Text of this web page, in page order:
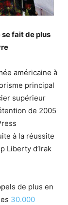
se fait de plus
américaine à
principal
supérieur
de 2005
à la réussite
Liberty d’Irak
de plus en
30.000